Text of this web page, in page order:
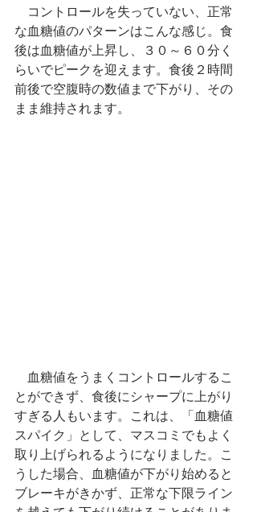
コントロールを失っていない、正常
な血糖値のパターンはこんな感じ。食
後は血糖値が上昇し、３０～６０分く
らいでピークを迎えます。食後２時間
前後で空腹時の数値まで下がり、その
まま維持されます。
血糖値をうまくコントロールするこ
とができず、食後にシャープに上がり
すぎる人もいます。これは、「血糖値
スパイク」として、マスコミでもよく
取り上げられるようになりました。こ
うした場合、血糖値が下がり始めると
ブレーキがきかず、正常な下限ライン